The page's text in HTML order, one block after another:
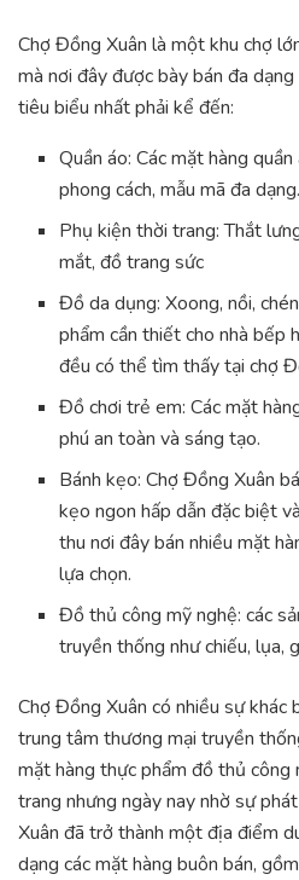
Chợ Đồng Xuân là một khu chợ
mà nơi đây được bày bán đa
tiêu biểu nhất phải kể đến:
Quần áo: Các mặt hàng
phong cách, mẫu mã đa dạng.
Phụ kiện thời trang: Thắt
mắt, đồ trang sức
Đồ da dụng: Xoong, nồi,
phẩm cần thiết cho nhà bếp
đều có thể tìm thấy tại chợ
Đồ chơi trẻ em: Các mặt
phú an toàn và sáng tạo.
Bánh kẹo: Chợ Đồng Xuân
kẹo ngon hấp dẫn đặc biệt
thu nơi đây bán nhiều mặt
lựa chọn.
Đồ thủ công mỹ nghệ: các
truyền thống như chiếu, lụa,
Chợ Đồng Xuân có nhiều sự khác
trung tâm thương mại truyền
mặt hàng thực phẩm đồ thủ công
trang nhưng ngày nay nhờ sự
Xuân đã trở thành một địa điểm
dạng các mặt hàng buôn bán,